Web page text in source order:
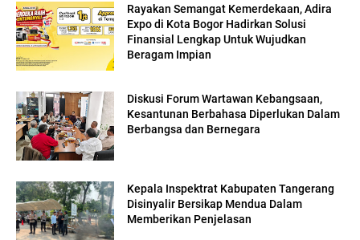
Rayakan Semangat Kemerdekaan, Adira
Expo di Kota Bogor Hadirkan Solusi
Finansial Lengkap Untuk Wujudkan
Beragam Impian
Diskusi Forum Wartawan Kebangsaan,
Kesantunan Berbahasa Diperlukan Dalam
Berbangsa dan Bernegara
Kepala Inspektrat Kabupaten Tangerang
Disinyalir Bersikap Mendua Dalam
Memberikan Penjelasan